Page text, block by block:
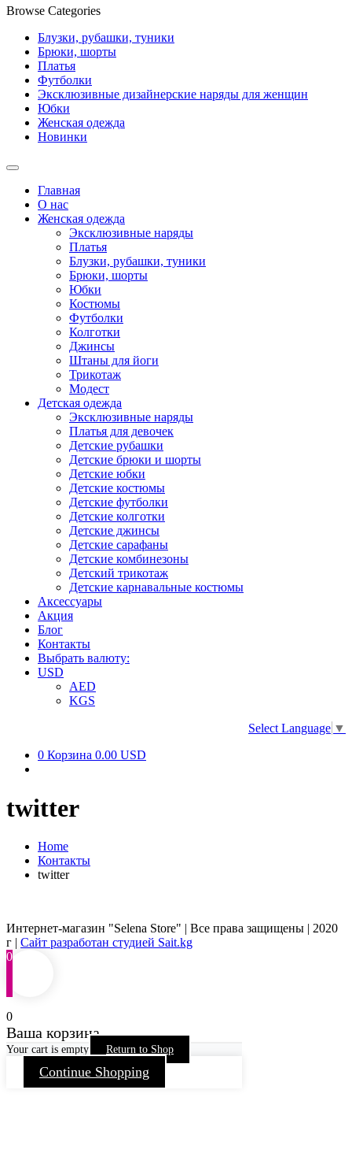
Browse Categories
Блузки, рубашки, туники
Брюки, шорты
Платья
Футболки
Эксклюзивные дизайнерские наряды для женщин
Юбки
Женская одежда
Новинки
Главная
О нас
Женская одежда
Эксклюзивные наряды
Платья
Блузки, рубашки, туники
Брюки, шорты
Юбки
Костюмы
Футболки
Колготки
Джинсы
Штаны для йоги
Трикотаж
Модест
Детская одежда
Эксклюзивные наряды
Платья для девочек
Детские рубашки
Детские брюки и шорты
Детские юбки
Детские костюмы
Детские футболки
Детские колготки
Детские джинсы
Детские сарафаны
Детские комбинезоны
Детский трикотаж
Детские карнавальные костюмы
Аксессуары
Акция
Блог
Контакты
Выбрать валюту:
USD
AED
KGS
Select Language ▼
0 Корзина 0.00 USD
twitter
Home
Контакты
twitter
Интернет-магазин "Selena Store" | Все права защищены | 2020
г | Сайт разработан студией Sait.kg
0
0
Ваша корзина
Your cart is empty Return to Shop
Continue Shopping